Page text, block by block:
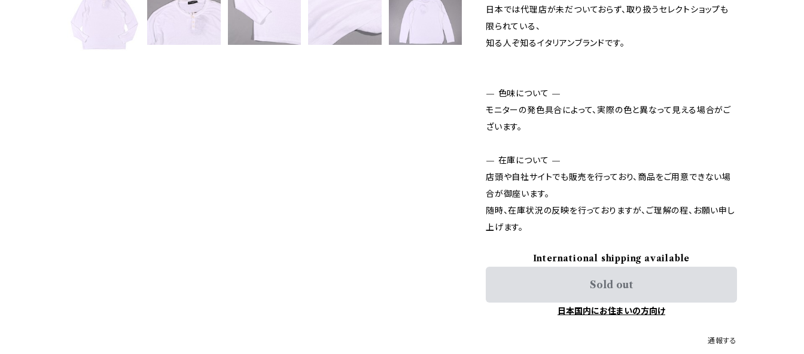
日本では代理店が未だついておらず、取り扱うセレクトショップも
限られている、
知る人ぞ知るイタリアンブランドです。
— 色味について —
モニターの発色具合によって、実際の色と異なって見える場合がご
ざいます。
— 在庫について —
店頭や自社サイトでも販売を行っており、商品をご用意できない場
合が御座います。
随時、在庫状況の反映を行っておりますが、ご理解の程、お願い申し
上げます。
International shipping available
Sold out
日本国内にお住まいの方向け
通報する